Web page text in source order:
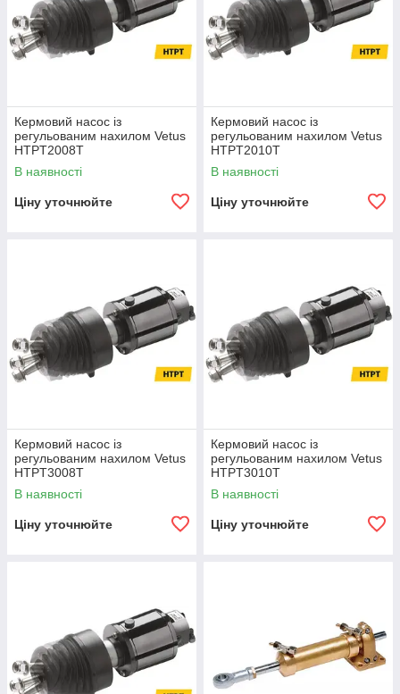
Кермовий насос із
регульованим нахилом Vetus
HTPT2008T
В наявності
Ціну уточнюйте
Кермовий насос із
регульованим нахилом Vetus
HTPT2010T
В наявності
Ціну уточнюйте
Кермовий насос із
регульованим нахилом Vetus
HTPT3008T
В наявності
Ціну уточнюйте
Кермовий насос із
регульованим нахилом Vetus
HTPT3010T
В наявності
Ціну уточнюйте